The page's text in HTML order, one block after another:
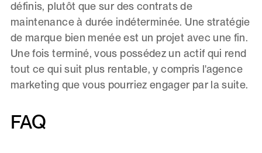
définis, plutôt que sur des contrats de
maintenance à durée indéterminée. Une stratégie
de marque bien menée est un projet avec une fin.
Une fois terminé, vous possédez un actif qui rend
tout ce qui suit plus rentable, y compris l'agence
marketing que vous pourriez engager par la suite.
FAQ